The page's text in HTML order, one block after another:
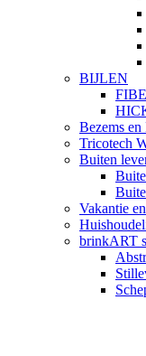
BIJLEN
Bezems en
Tricotech
Buiten
Vakantie
brinkART